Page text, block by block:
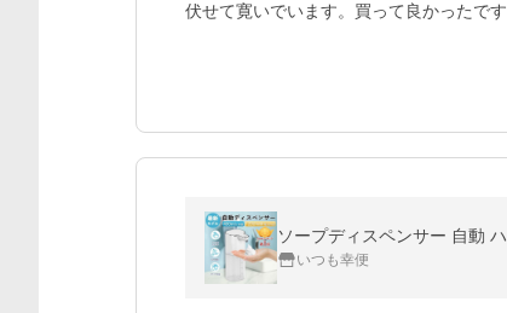
伏せて寛いでいます。買って良かったです
いつも幸便